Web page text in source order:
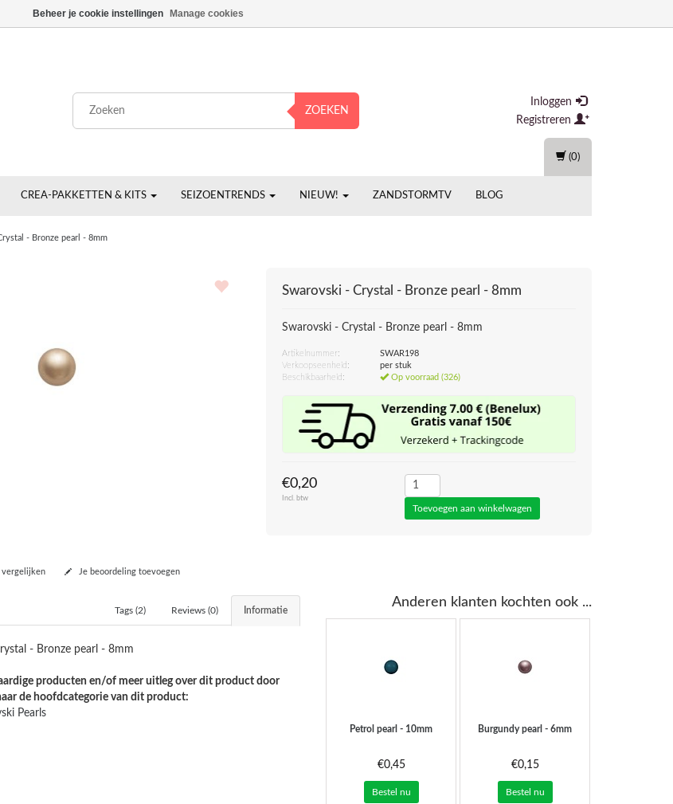
ZOEKEN
Inloggen
Registreren
CREA-PAKKETTEN & KITS SEIZOENTRENDS NIEUW! ZANDSTORMTV BLOG
(0)
- Bronze pearl - 8mm
Swarovski - Crystal - Bronze pearl - 8mm
Swarovski - Crystal - Bronze pearl - 8mm
Artikelnummer:
SWAR198
Verkoopseenheid:
per stuk
Beschikbaarheid:
Op voorraad (326)
€0,20
Incl. btw
vergelijken Je beoordeling toevoegen
Informatie
Reviews (0)
Tags (2)
- Bronze pearl - 8mm
producten en/of meer uitleg over dit product door
de hoofdcategorie van dit product:
Pearls
Anderen klanten kochten ook ...
Petrol pearl - 10mm
€0,45
Bestel nu
Burgundy pearl - 6mm
€0,15
Bestel nu
Beheer je cookie instellingen Manage cookies